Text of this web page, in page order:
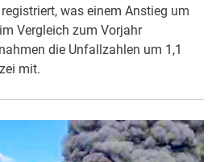
was einem Anstieg um
Vergleich zum Vorjahr
die Unfallzahlen um 1,1
mit.